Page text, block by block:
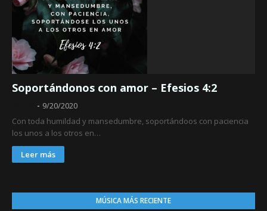
Soportándonos con amor – Efesios 4:2
9/20/2020
Con toda humildad y mansedumbre, soportándoos con paciencia
los unos a los otros en…
Leer más
MÚSICA MÁS RECIENTE